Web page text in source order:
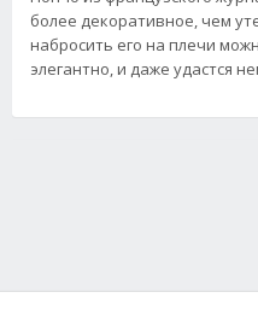
более декоративное, чем
набросить его на плечи
элегантно, и даже удастся